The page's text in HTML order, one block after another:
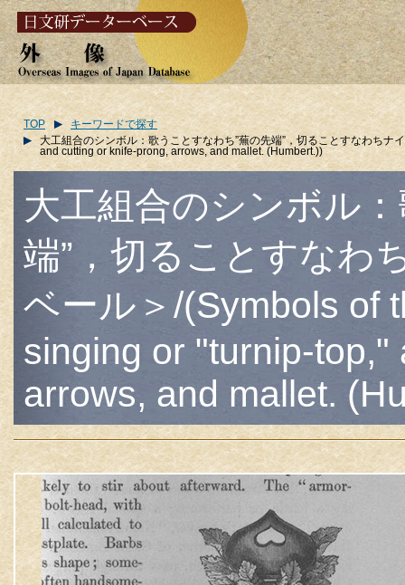
TOP
キーワードで探す
大工組合のシンボル：歌うことすなわち”蕪の先端”，切ることすなわち
and cutting or knife-prong, arrows, and mallet. (Humbert.))
大工組合のシンボル
端”，切ることすなわ
ベール＞/(Symbols of
singing or "turnip-
arrows, and mallet.